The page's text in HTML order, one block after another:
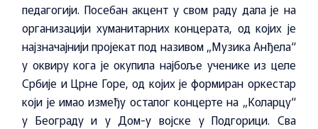
педагогији. Посебан акцент у свом раду дала је на
организацији хуманитарних концерата, од којих је
најзначајнији пројекат под називом „Музика Анђела“
у оквиру кога је окупила најбоље ученике из целе
Србије и Црне Горе, од којих је формиран оркестар
који је имао између осталог концерте на „Коларцу“
у Београду и у Дом-у војске у Подгорици. Сва